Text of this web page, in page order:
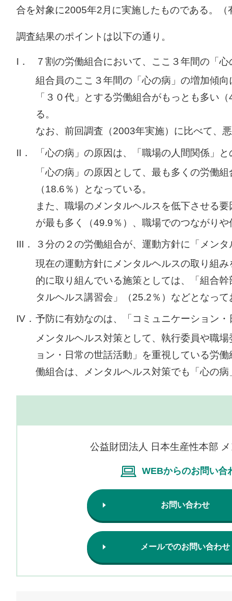
合を対象に2005年2月に実施したものである。（
調査結果のポイントは以下の通り。
I．
７割の労働組合において、ここ３年間の「
組合員のここ３年間の「心の病」の増加傾
「３０代」とする労働組合がもっとも多い
る。
なお、前回調査（2003年実施）に比べて、
II．
「心の病」の原因は、「職場の人間関係」
「心の病」の原因として、最も多くの労働
（18.6％）となっている。
また、職場のメンタルヘルスを低下させる
が最も多く（49.9％）、職場でのつながり
III．
３分の２の労働組合が、運動方針に「メン
現在の運動方針にメンタルヘルスの取り組
的に取り組んでいる施策としては、「組合
タルヘルス講習会」（25.2％）などとなっ
IV． 予防に有効なのは、「コミュニケーション・
メンタルヘルス対策として、執行委員や職
ョン・日常の世話活動」を重視している労
働組合は、メンタルヘルス対策でも「心の
公益財団法人 日本生産性本部
WEBからのお問い合
お問い合わせ
メールでのお問い合わせ